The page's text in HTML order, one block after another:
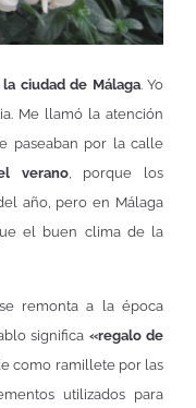
ciudad de Málaga. Yo
Me llamó la atención
paseaban por la calle
verano, porque los
año, pero en Málaga
el buen clima de la
remonta a la época
significa «regalo de
como ramillete por las
utilizados para